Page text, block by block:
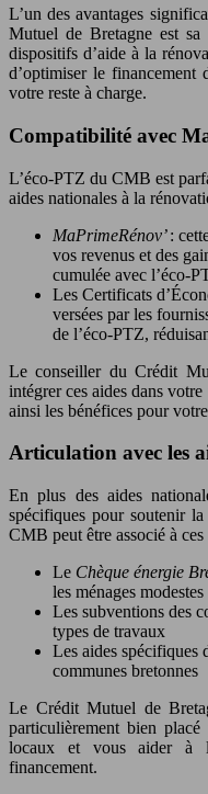
L’un des avantages
Mutuel de Bretagne est sa
dispositifs d’aide à la
d’optimiser le financement
votre reste à charge.
Compatibilité avec
L’éco-PTZ du CMB est
aides nationales à la
MaPrimeRénov’:
vos revenus et des
cumulée avec l’éco-
Les Certificats
versées par les
de l’éco-PTZ,
Le conseiller du Crédit
intégrer ces aides dans
ainsi les bénéfices pour
Articulation avec les
En plus des aides
spécifiques pour soutenir
CMB peut être associé à
Le Chèque énergie
les ménages modestes
Les subventions des
types de travaux
Les aides spécifiques
communes bretonnes
Le Crédit Mutuel de
particulièrement bien
locaux et vous aider à
financement.